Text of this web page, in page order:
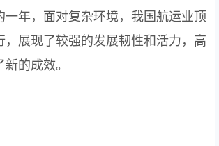
年，面对复杂环境，我国航运业顶
，展现了较强的发展韧性和活力，高
的成效。